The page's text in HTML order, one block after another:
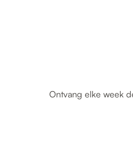
Ontvang elke week